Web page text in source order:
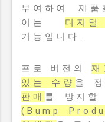
부여하여 제
이는 디지
기능입니다.
프로 버전의 재
있는 수량 을
판매 를 방지
(Bump